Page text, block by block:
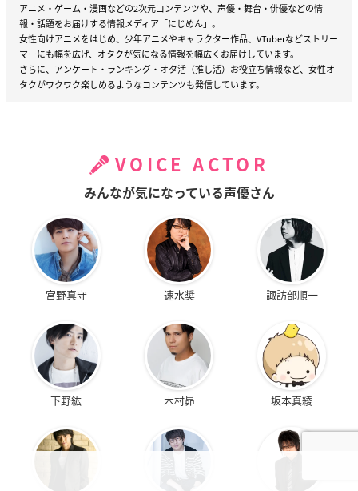
アニメ・ゲーム・漫画などの2次元コンテンツや、声優・舞台・俳優などの情
報・話題をお届けする情報メディア「にじめん」。
女性向けアニメをはじめ、少年アニメやキャラクター作品、VTuberなどストリー
マーにも幅を広げ、オタクが気になる情報を幅広くお届けしています。
さらに、アンケート・ランキング・オタ活（推し活）お役立ち情報など、女性オ
タクがワクワク楽しめるようなコンテンツも発信しています。
VOICE ACTOR
みんなが気になっている声優さん
宮野真守 速水奨 諏訪部順一
下野紘 木村昴 坂本真綾